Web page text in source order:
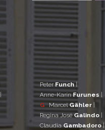
|
PeterFunch|
Anne-KarinFurunes |
G MarcelGähler |
Regina JoséGalindo |
Claudia Gambadoro|